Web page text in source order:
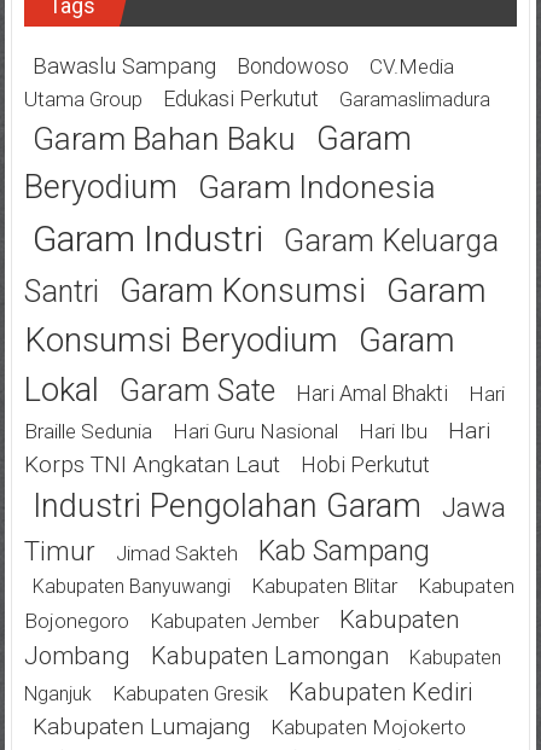
Tags
Bawaslu Sampang Bondowoso
CV.Media
Utama Group
Edukasi Perkutut Garamaslimadura
Garam Bahan Baku
Garam
Beryodium
Garam Indonesia
Garam Industri
Garam Keluarga
Santri
Garam Konsumsi
Garam
Konsumsi Beryodium
Garam
Lokal
Garam Sate Hari Amal Bhakti
Hari
Braille Sedunia
Hari Guru Nasional Hari Ibu
Hari
Korps TNI Angkatan Laut
Hobi Perkutut
Industri Pengolahan Garam
Jawa
Timur
Jimad Sakteh Kab Sampang
Kabupaten Banyuwangi Kabupaten Blitar
Kabupaten
Bojonegoro
Kabupaten Jember
Kabupaten
Jombang
Kabupaten Lamongan
Kabupaten
Nganjuk
Kabupaten Gresik Kabupaten Kediri
Kabupaten Lumajang Kabupaten Mojokerto